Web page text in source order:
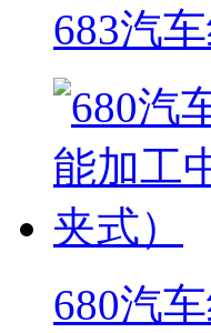
683汽
680汽